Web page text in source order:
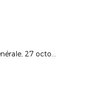
Assemblée Générale, 27 octobre 2024